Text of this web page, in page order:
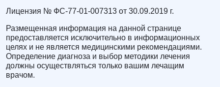
Лицензия № ФС-77-01-007313 от 30.09.2019 г.
Размещенная информация на данной странице
предоставляется исключительно в информационных
целях и не является медицинскими рекомендациями.
Определение диагноза и выбор методики лечения
должны осуществляться только вашим лечащим
врачом.